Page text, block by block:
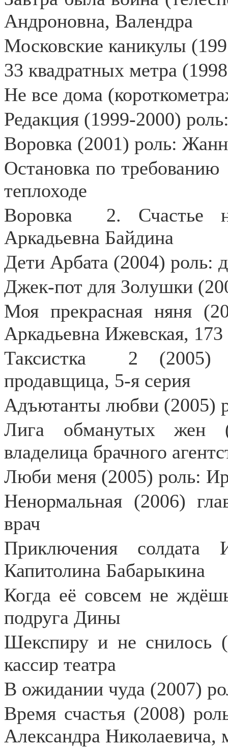
Андроновна, Валендра
Московские каникулы
33 квадратных метра
Не все дома
Редакция (1999-2000)
Воровка (2001) роль:
Остановка по требованию
теплоходе
Воровка
2. Счастье
Аркадьевна Байдина
Дети Арбата (2004) роль:
Джек-пот для Золушки
Моя прекрасная няня
Аркадьевна Ижевская, 173
Таксистка
2 (2005)
продавщица, 5-я серия
Адъютанты любви (2005)
Лига обманутых жен
владелица брачного
Люби меня (2005) роль:
Ненормальная (2006)
врач
Приключения
Капитолина Бабарыкина
Когда её совсем не
подруга Дины
Шекспиру и не снилось
кассир театра
В ожидании чуда (2007)
Время счастья (2008)
Александра Николаевича,